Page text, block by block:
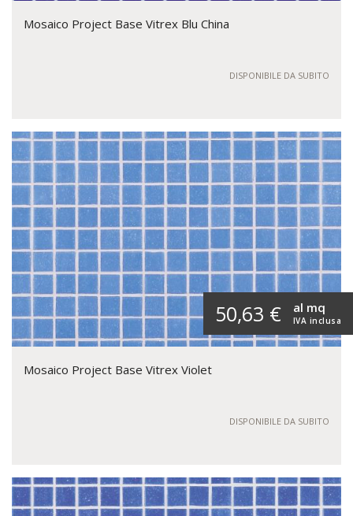
Mosaico Project Base Vitrex Blu China
DISPONIBILE DA SUBITO
50,63 € IVA inclusa
al mq
Mosaico Project Base Vitrex Violet
DISPONIBILE DA SUBITO